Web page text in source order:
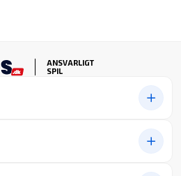
ANSVARLIGT
SPIL